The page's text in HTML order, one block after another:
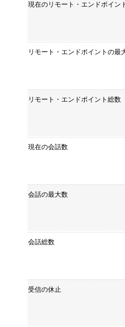
現在のリモート・エンドポイン
リモート・エンドポイントの最
リモート・エンドポイント総数
現在の会話数
会話の最大数
会話総数
受信の休止